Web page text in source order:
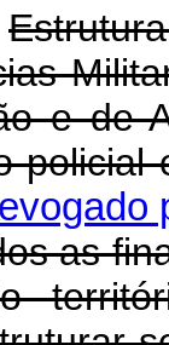
e de
as